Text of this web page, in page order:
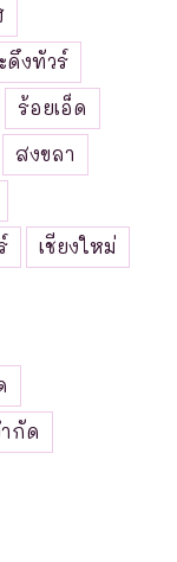
ดึงทัวร์
ร้อยเอ็ด
สงขลา
เชียงใหม่
กัด